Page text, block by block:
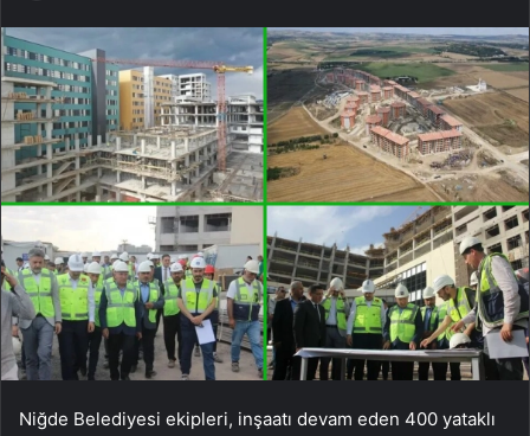
Niğde Belediyesi ekipleri, inşaatı devam eden 400 yataklı